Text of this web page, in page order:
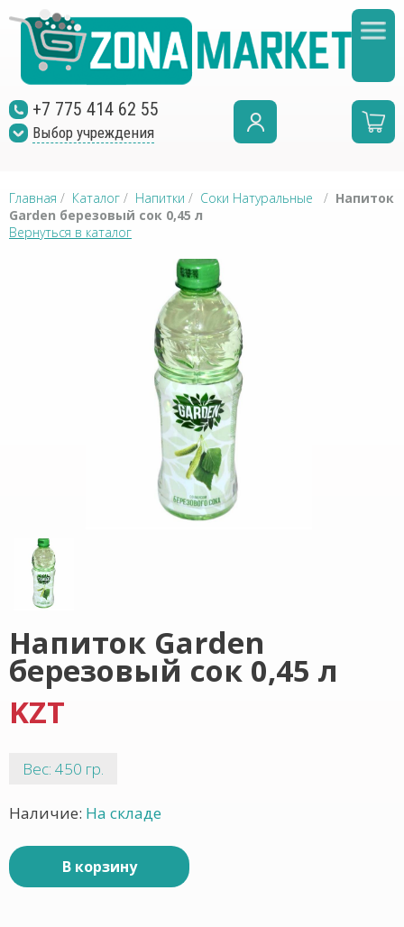
+7 775 414 62 55
Выбор учреждения
Главная / Каталог / Напитки / Соки Натуральные / Напиток
Garden березовый сок 0,45 л
Вернуться в каталог
Напиток Garden
березовый сок 0,45 л
KZT
Вес: 450 гр.
Наличие: На складе
В корзину